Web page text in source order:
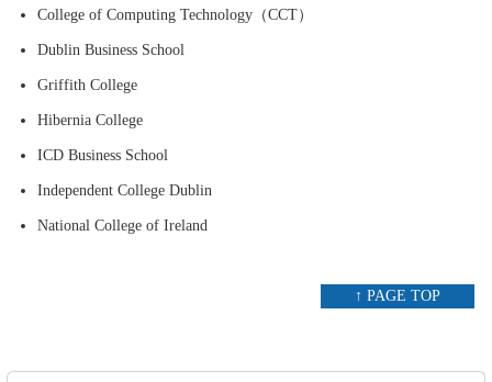
College of Computing Technology（CCT）
Dublin Business School
Griffith College
Hibernia College
ICD Business School
Independent College Dublin
National College of Ireland
↑ PAGE TOP